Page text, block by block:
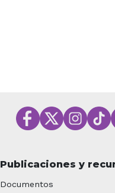
Publicaciones y
Documentos